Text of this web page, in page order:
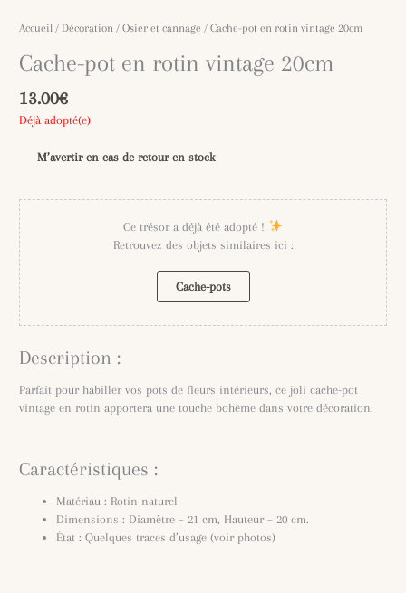
Accueil / Décoration /Osier et cannage / Cache-pot en rotin vintage 20cm
Cache-pot en rotin vintage 20cm
13.00€
Déjà adopté(e)
M’avertir en cas de retour en stock
Ce trésor a déjà été adopté !
Retrouvez des objets similaires ici :
Cache-pots
Description :
Parfait pour habiller vos pots de fleurs intérieurs, ce joli cache-pot
vintage en rotin apportera une touche bohème dans votre décoration.
Caractéristiques :
Matériau : Rotin naturel
Dimensions : Diamètre – 21 cm, Hauteur – 20 cm.
État : Quelques traces d’usage (voir photos)